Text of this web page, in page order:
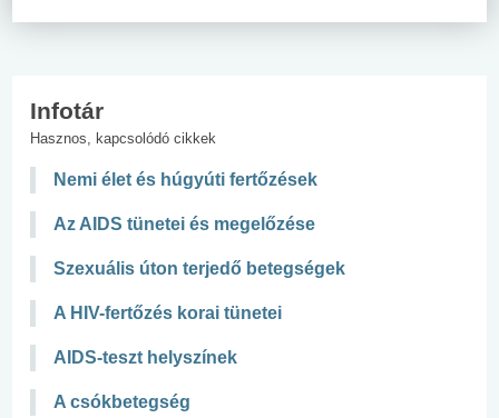
Infotár
Hasznos, kapcsolódó cikkek
Nemi élet és húgyúti fertőzések
Az AIDS tünetei és megelőzése
Szexuális úton terjedő betegségek
A HIV-fertőzés korai tünetei
AIDS-teszt helyszínek
A csókbetegség